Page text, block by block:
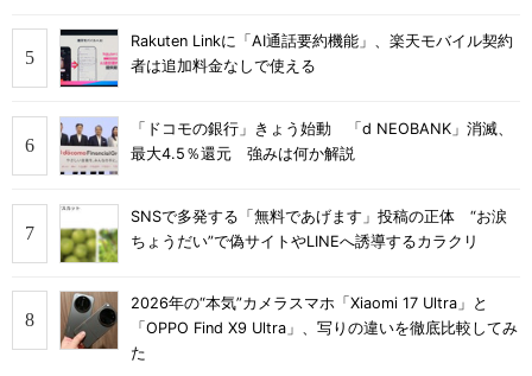
Rakuten Linkに「AI通話要約機能」、楽天モバイル契約
者は追加料金なしで使える
「ドコモの銀行」きょう始動 「d NEOBANK」消滅、
最大4.5％還元 強みは何か解説
SNSで多発する「無料であげます」投稿の正体 “お涙
ちょうだい”で偽サイトやLINEへ誘導するカラクリ
2026年の“本気”カメラスマホ「Xiaomi 17 Ultra」と
「OPPO Find X9 Ultra」、写りの違いを徹底比較してみ
た